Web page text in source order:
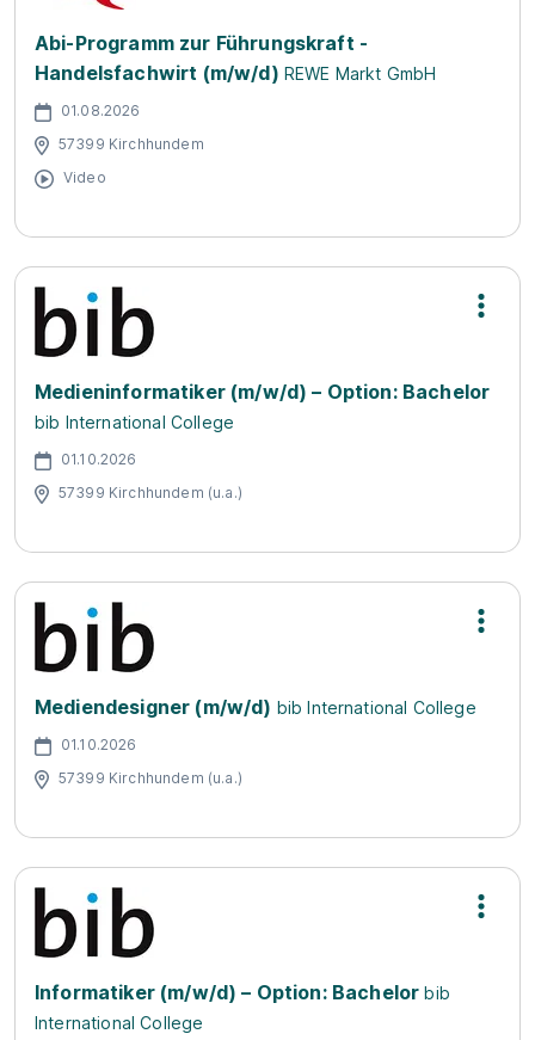
Abi-Programm zur Führungskraft -
Handelsfachwirt (m/w/d) REWE Markt GmbH
01.08.2026
57399 Kirchhundem
Video
Medieninformatiker (m/w/d) – Option: Bachelor
bib International College
01.10.2026
57399 Kirchhundem (u.a.)
Mediendesigner (m/w/d) bib International College
01.10.2026
57399 Kirchhundem (u.a.)
Informatiker (m/w/d) – Option: Bachelor bib
International College